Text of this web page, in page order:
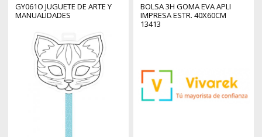
GY061O JUGUETE DE ARTE Y
MANUALIDADES
BOLSA 3H GOMA EVA APLI
IMPRESA ESTR. 40X60CM
13413